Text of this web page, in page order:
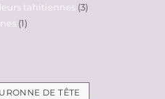
tahitiennes 3
1
DE TÊTE